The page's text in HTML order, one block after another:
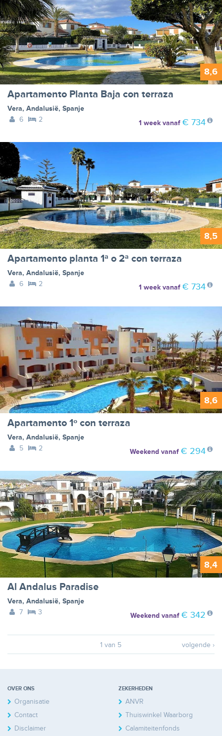
8,6
Apartamento Planta Baja con terraza
Vera, Andalusië, Spanje
6
2 1 weekvanaf € 734
8,5
Apartamento planta 1ª o 2ª con terraza
Vera, Andalusië, Spanje
6
2 1 weekvanaf € 734
8,6
Apartamento 1º con terraza
Vera, Andalusië, Spanje
5
2 Weekendvanaf € 294
8,4
Al Andalus Paradise
Vera, Andalusië, Spanje
7
3 Weekendvanaf € 342
1 van 5 volgende ›
OVER ONS
Organisatie
Contact
Disclaimer
ZEKERHEDEN
ANVR
Thuiswinkel Waarborg
Calamiteitenfonds